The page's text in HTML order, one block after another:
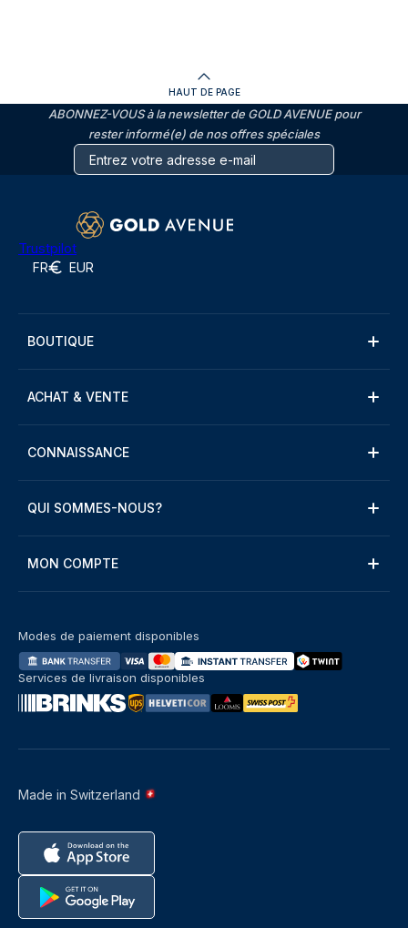
HAUT DE PAGE
ABONNEZ-VOUS à la newsletter de GOLD AVENUE pour
rester informé(e) de nos offres spéciales
Trustpilot
FR EUR
BOUTIQUE
ACHAT & VENTE
CONNAISSANCE
QUI SOMMES-NOUS?
MON COMPTE
Made in Switzerland
Modes de paiement disponibles
Services de livraison disponibles